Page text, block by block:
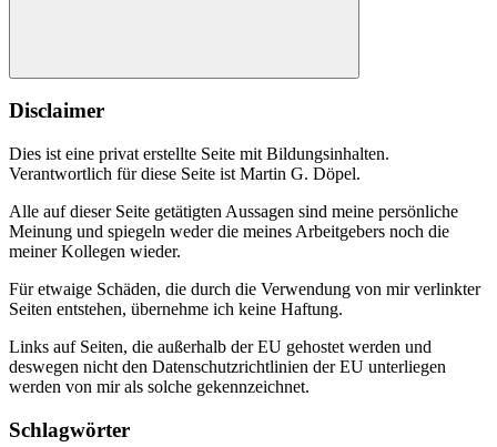
Suchen
Disclaimer
Dies ist eine privat erstellte Seite mit Bildungsinhalten.
Verantwortlich für diese Seite ist Martin G. Döpel.
Alle auf dieser Seite getätigten Aussagen sind meine persönliche
Meinung und spiegeln weder die meines Arbeitgebers noch die
meiner Kollegen wieder.
Für etwaige Schäden, die durch die Verwendung von mir verlinkter
Seiten entstehen, übernehme ich keine Haftung.
Links auf Seiten, die außerhalb der EU gehostet werden und
deswegen nicht den Datenschutzrichtlinien der EU unterliegen
werden von mir als solche gekennzeichnet.
Schlagwörter